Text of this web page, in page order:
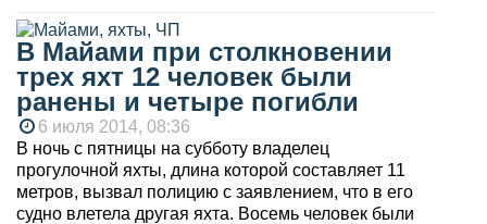
В Майами при столкновении
трех яхт 12 человек были
ранены и четыре погибли
6 июля 2014, 08:36
В ночь с пятницы на субботу владелец
прогулочной яхты, длина которой составляет 11
метров, вызвал полицию с заявлением, что в его
судно влетела другая яхта. Восемь человек были